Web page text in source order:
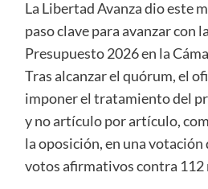
La Libertad Avanza dio este
paso clave para avanzar con
Presupuesto 2026 en la
Tras alcanzar el quórum, el
imponer el tratamiento del
y no artículo por artículo,
la oposición, en una
votos afirmativos contra 112